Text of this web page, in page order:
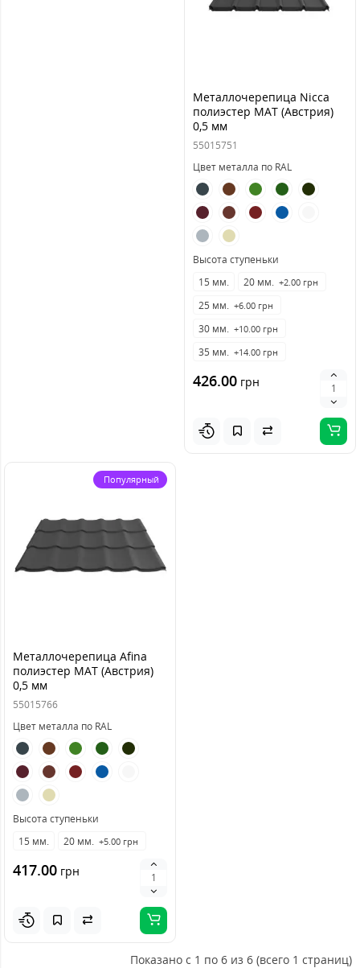
Металлочерепица Nicca
полиэстер MAT (Австрия)
0,5 мм
55015751
Цвет металла по RAL
Высота ступеньки
15 мм.
20 мм. +2.00 грн
25 мм. +6.00 грн
30 мм. +10.00 грн
35 мм. +14.00 грн
426.00 грн
Популярный
Металлочерепица Afina
полиэстер MAT (Австрия)
0,5 мм
55015766
Цвет металла по RAL
Высота ступеньки
15 мм.
20 мм. +5.00 грн
417.00 грн
Показано с 1 по 6 из 6 (всего 1 страниц)